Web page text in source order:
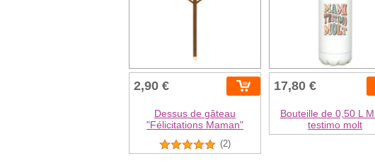
2,90 €
Dessus de gâteau
"Félicitations Maman"
(2)
17,80 €
Bouteille de 0,50 L
testimo molt